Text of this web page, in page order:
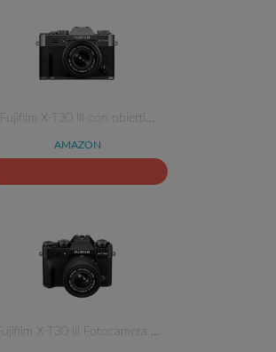
Fujifilm X-T30 III con obietti…
AMAZON
Fujifilm X-T30 III Fotocamera …